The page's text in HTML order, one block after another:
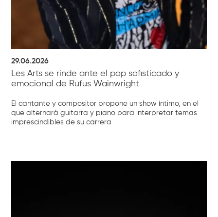
29.06.2026
Les Arts se rinde ante el pop sofisticado y
emocional de Rufus Wainwright
El cantante y compositor propone un show íntimo, en el
que alternará guitarra y piano para interpretar temas
imprescindibles de su carrera